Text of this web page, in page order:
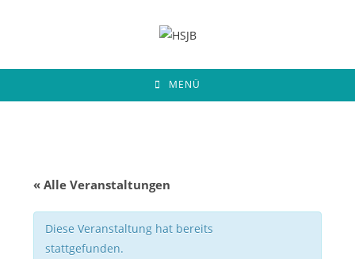
MENÜ
« Alle Veranstaltungen
Diese Veranstaltung hat bereits
stattgefunden.